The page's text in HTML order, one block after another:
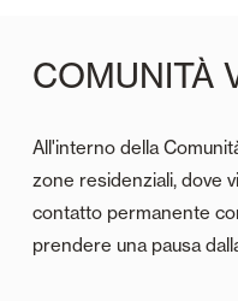
COMUNITÀ
All'interno della
zone residenziali, dove
contatto permanente
prendere una pausa